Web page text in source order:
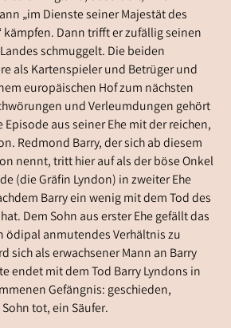
„im Dienste seiner Majestät des
kämpfen. Dann trifft er zufällig seinen
schmuggelt. Die beiden
als Kartenspieler und Betrüger und
europäischen Hof zum nächsten
und Verleumdungen gehört
aus seiner Ehe mit der reichen,
Redmond Barry, der sich ab diesem
nennt, tritt hier auf als der böse Onkel
(die Gräfin Lyndon) in zweiter Ehe
Barry ein wenig mit dem Tod des
Dem Sohn aus erster Ehe gefällt das
ödipal anmutendes Verhältnis zu
sich als erwachsener Mann an Barry
endet mit dem Tod Barry Lyndons in
Gefängnis: geschieden,
tot, ein Säufer.